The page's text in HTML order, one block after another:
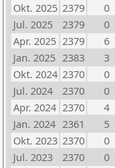
Okt. 2025 2379 0
Jul. 2025
2379 0
Apr. 2025 2379 6
Jan. 2025 2383 3
Okt. 2024 2370 0
Jul. 2024
2370 0
Apr. 2024 2370 4
Jan. 2024 2361 5
Okt. 2023 2370 0
Jul. 2023
2370 0